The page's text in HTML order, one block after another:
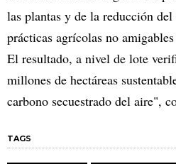
las plantas y de la reducción
prácticas agrícolas no
El resultado, a nivel de lote
millones de hectáreas
carbono secuestrado del aire",
TAGS